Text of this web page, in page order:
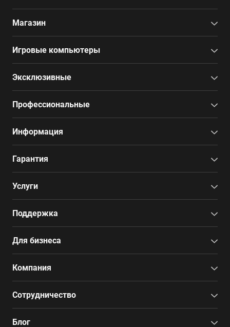
Магазин
Игровые компьютеры
Эксклюзивные
Профессиональные
Информация
Гарантия
Услуги
Поддержка
Для бизнеса
Компания
Сотрудничество
Блог